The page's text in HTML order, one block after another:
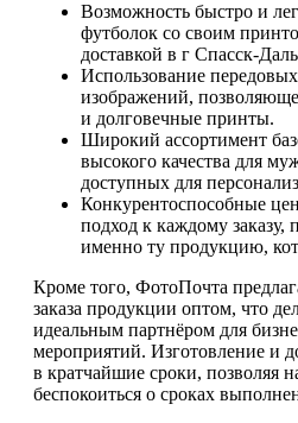
Возможность быстро и
футболок со своим
доставкой в г Спасск-
Использование
изображений,
и долговечные принты.
Широкий ассортимент
высокого качества для
доступных для
Конкурентоспособные
подход к каждому
именно ту продукцию,
Кроме того, ФотоПочта
заказа продукции оптом, что
идеальным партнёром для
мероприятий. Изготовление и
в кратчайшие сроки, позволяя
беспокоиться о сроках